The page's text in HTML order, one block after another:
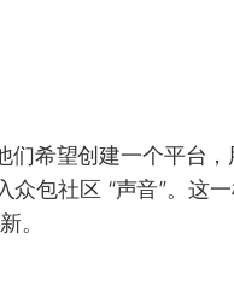
希望创建一个平台
包社区 “声音”。这
。